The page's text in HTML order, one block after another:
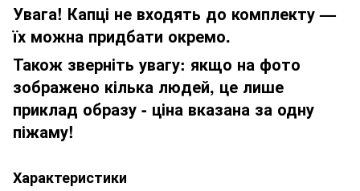
Увага! Капці не входять до комплекту —
їх можна придбати окремо.
Також зверніть увагу: якщо на фото
зображено кілька людей, це лише
приклад образу - ціна вказана за одну
піжаму!
Характеристики